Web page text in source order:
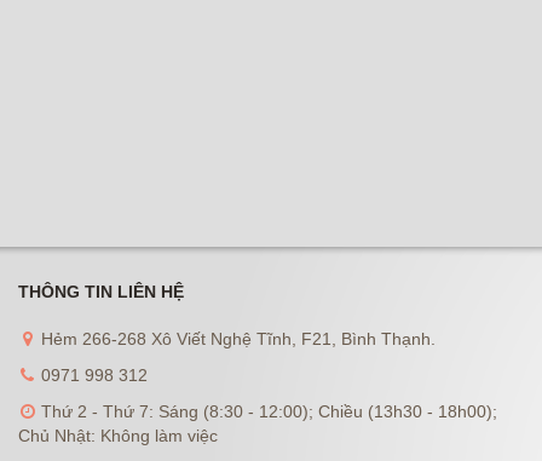
THÔNG TIN LIÊN HỆ
Hẻm 266-268 Xô Viết Nghệ Tĩnh, F21, Bình Thạnh.
0971 998 312
Thứ 2 - Thứ 7: Sáng (8:30 - 12:00); Chiều (13h30 - 18h00);
Chủ Nhật: Không làm việc